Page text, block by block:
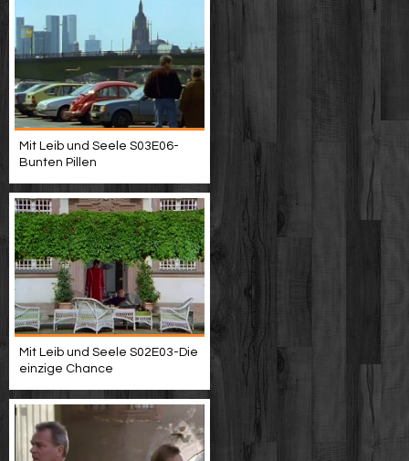
Mit Leib und Seele S03E06-
Bunten Pillen
Mit Leib und Seele S02E03-Die
einzige Chance